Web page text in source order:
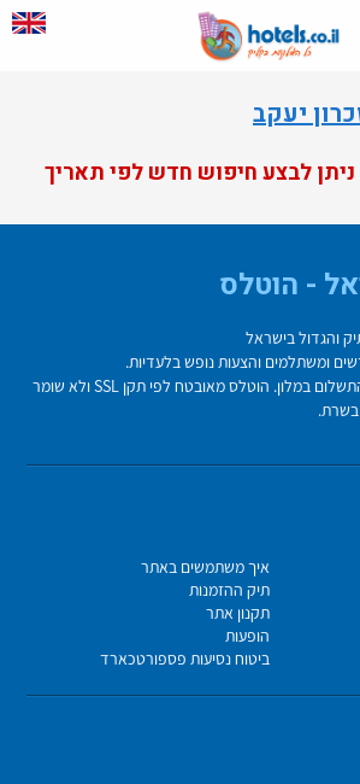
יעקב
לבצע חיפוש חדש לפי תאריך
- הוטלס
והגדול בישראל
ומשתלמים והצעות נופש בלעדיות.
הזמנה באתר ללא חיוב, התשלום במלון. הוטלס מאובטח לפי תקן SSL ולא שומר
בשרת.
איך משתמשים באתר
תיק ההזמנות
תקנון אתר
הופעות
ביטוח נסיעות פספורטכארד